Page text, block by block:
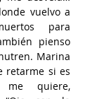
vuelvo a
para
pienso
Marina
retarme si es
me quiere,